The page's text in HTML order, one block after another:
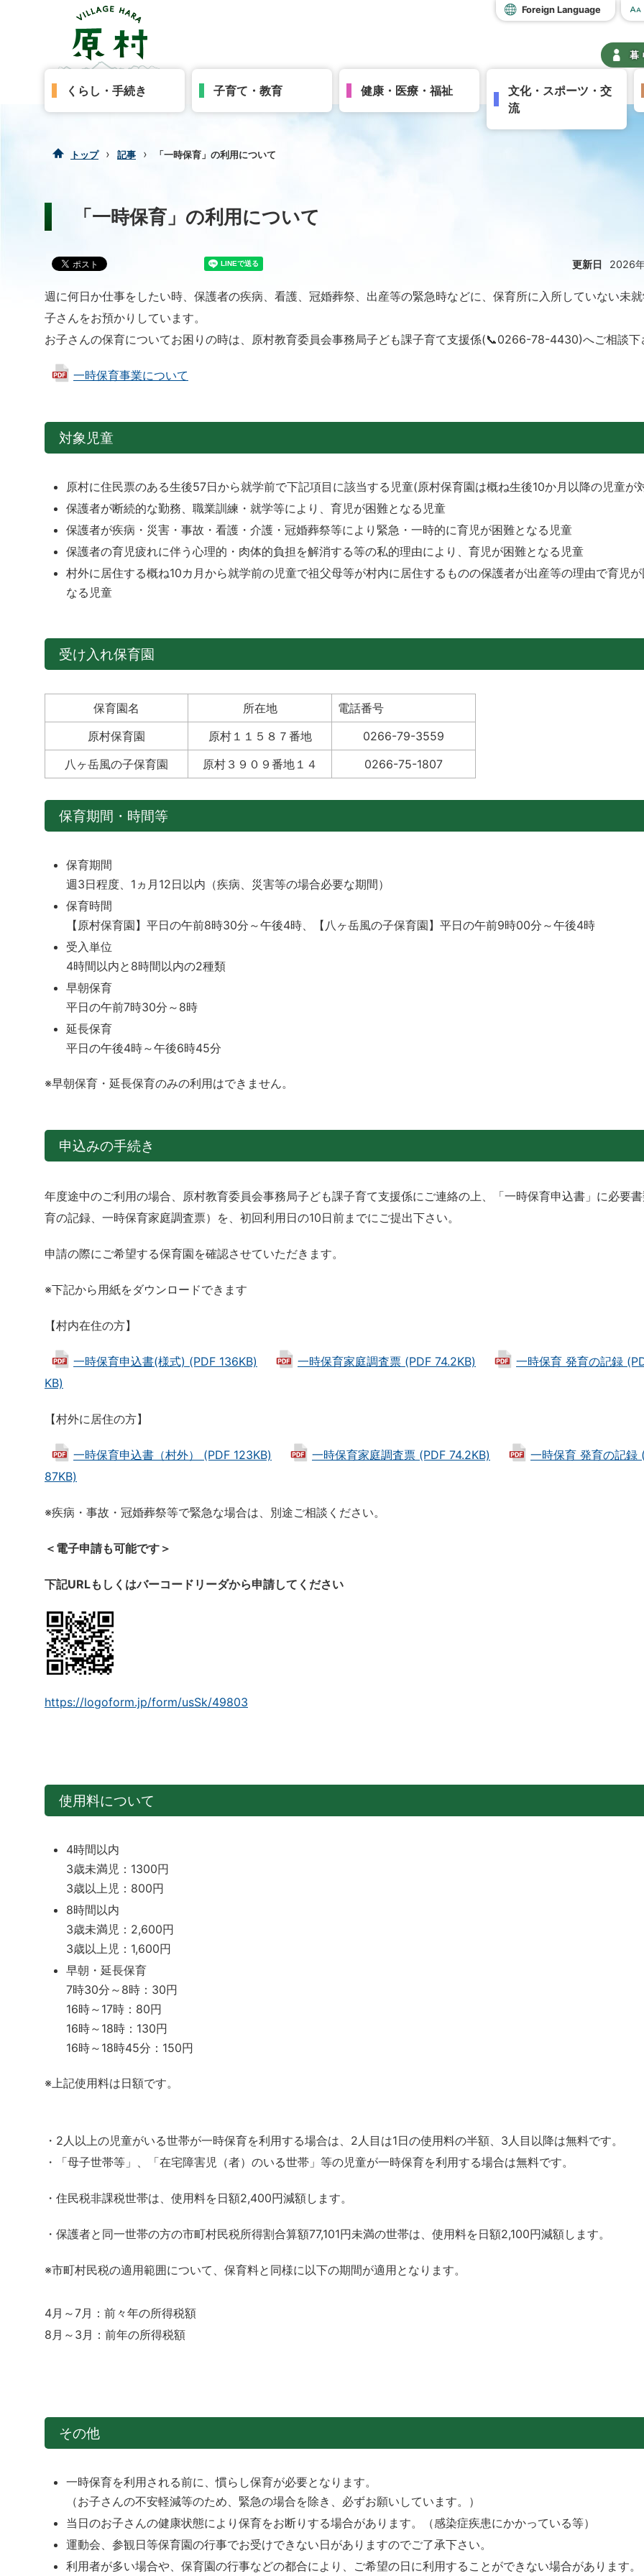
Foreign Language
暮
くらし・手続き 子育て・教育 健康・医療・福祉
文化・スポーツ・交
流
トップ › 記事 › 「一時保育」の利用について
「一時保育」の利用について
更新日 2026
週に何日か仕事をしたい時、保護者の疾病、看護、冠婚葬祭、出産等の緊急時などに、保育所に入所していない未
子さんをお預かりしています。
お子さんの保育についてお困りの時は、原村教育委員会事務局子ども課子育て支援係(📞0266-78-4430)へご相談下
一時保育事業について
対象児童
原村に住民票のある生後57日から就学前で下記項目に該当する児童(原村保育園は概ね生後10か月以降の児童が
保護者が断続的な勤務、職業訓練・就学等により、育児が困難となる児童
保護者が疾病・災害・事故・看護・介護・冠婚葬祭等により緊急・一時的に育児が困難となる児童
保護者の育児疲れに伴う心理的・肉体的負担を解消する等の私的理由により、育児が困難となる児童
村外に居住する概ね10カ月から就学前の児童で祖父母等が村内に居住するものの保護者が出産等の理由で育児
なる児童
受け入れ保育園
保育園名 所在地
電話番号
原村保育園
原村１１５８７番地
0266-79-3559
八ヶ岳風の子保育園
原村３９０９番地１４ 0266-75-1807
保育期間・時間等
保育期間
週3日程度、1ヵ月12日以内（疾病、災害等の場合必要な期間）
保育時間
【原村保育園】平日の午前8時30分～午後4時、【八ヶ岳風の子保育園】平日の午前9時00分～午後4時
受入単位
4時間以内と8時間以内の2種類
早朝保育
平日の午前7時30分～8時
延長保育
平日の午後4時～午後6時45分
※早朝保育・延長保育のみの利用はできません。
申込みの手続き
年度途中のご利用の場合、原村教育委員会事務局子ども課子育て支援係にご連絡の上、「一時保育申込書」に必要
育の記録、一時保育家庭調査票）を、初回利用日の10日前までにご提出下さい。
申請の際にご希望する保育園を確認させていただきます。
※下記から用紙をダウンロードできます
【村内在住の方】
一時保育申込書(様式) (PDF 136KB) 一時保育家庭調査票 (PDF 74.2KB)
一時保育 発育の記録
KB)
【村外に居住の方】
一時保育申込書（村外） (PDF 123KB) 一時保育家庭調査票 (PDF 74.2KB)
一時保育 発育の記録
87KB)
※疾病・事故・冠婚葬祭等で緊急な場合は、別途ご相談ください。
＜電子申請も可能です＞
下記URLもしくはバーコードリーダから申請してください
https://logoform.jp/form/usSk/49803
使用料について
4時間以内
3歳未満児：1300円
3歳以上児：800円
8時間以内
3歳未満児：2,600円
3歳以上児：1,600円
早朝・延長保育
7時30分～8時：30円
16時～17時：80円
16時～18時：130円
16時～18時45分：150円
※上記使用料は日額です。
・2人以上の児童がいる世帯が一時保育を利用する場合は、2人目は1日の使用料の半額、3人目以降は無料です。
・「母子世帯等」、「在宅障害児（者）のいる世帯」等の児童が一時保育を利用する場合は無料です。
・住民税非課税世帯は、使用料を日額2,400円減額します。
・保護者と同一世帯の方の市町村民税所得割合算額77,101円未満の世帯は、使用料を日額2,100円減額します。
※市町村民税の適用範囲について、保育料と同様に以下の期間が適用となります。
4月～7月：前々年の所得税額
8月～3月：前年の所得税額
その他
一時保育を利用される前に、慣らし保育が必要となります。
（お子さんの不安軽減等のため、緊急の場合を除き、必ずお願いしています。）
当日のお子さんの健康状態により保育をお断りする場合があります。（感染症疾患にかかっている等）
運動会、参観日等保育園の行事でお受けできない日がありますのでご了承下さい。
利用者が多い場合や、保育園の行事などの都合により、ご希望の日に利用することができない場合があります。